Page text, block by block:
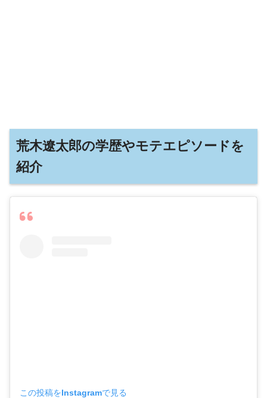
荒木遼太郎の学歴やモテエピソードを
紹介
この投稿をInstagramで見る